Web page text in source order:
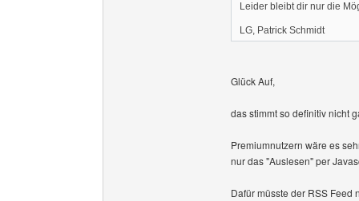
Leider bleibt dir nur die
LG, Patrick Schmidt
Glück Auf,
das stimmt so definitiv nicht
Premiumnutzern wäre es
nur das "Auslesen" per
Dafür müsste der RSS